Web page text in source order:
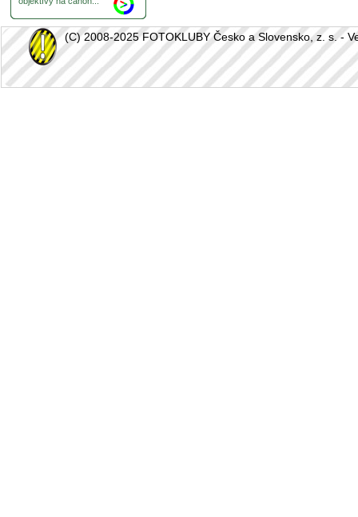
(C) 2008-2025 FOTOKLUBY Česko a Slovensko, z. s. -